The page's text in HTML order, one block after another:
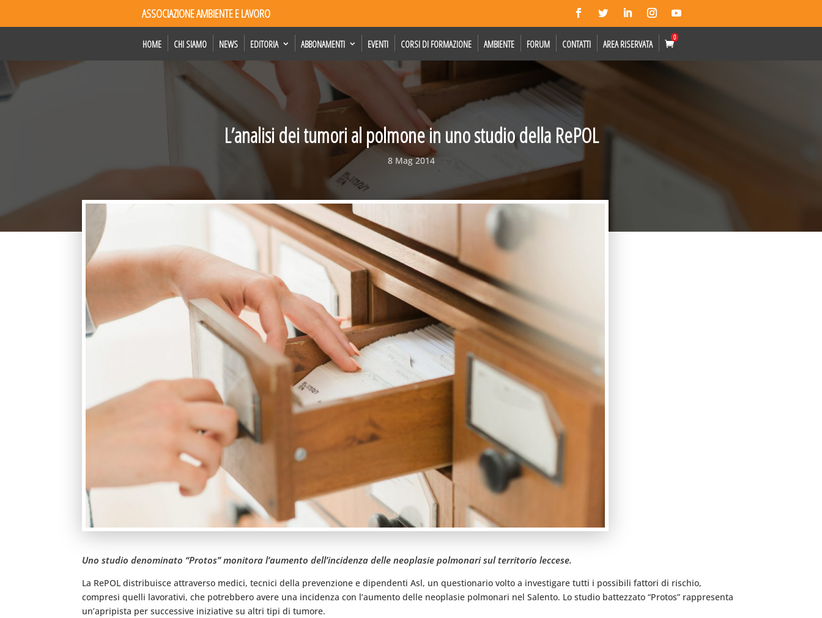
ASSOCIAZIONE AMBIENTE E LAVORO
HOME CHI SIAMO NEWS EDITORIA ABBONAMENTI EVENTI CORSI DI FORMAZIONE AMBIENTE FORUM CONTATTI AREA RISERVATA
0
L’analisi dei tumori al polmone in uno studio della RePOL
8 Mag 2014
Uno studio denominato “Protos” monitora l’aumento dell’incidenza delle neoplasie polmonari sul territorio leccese.
La RePOL distribuisce attraverso medici, tecnici della prevenzione e dipendenti Asl, un questionario volto a investigare tutti i possibili fattori di rischio,
compresi quelli lavorativi, che potrebbero avere una incidenza con l’aumento delle neoplasie polmonari nel Salento. Lo studio battezzato “Protos” rappresenta
un’apripista per successive iniziative su altri tipi di tumore.